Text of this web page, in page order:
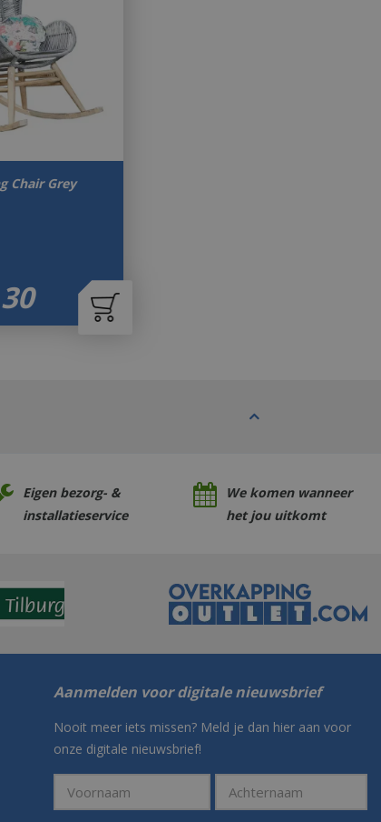
Chair Grey
30
Eigen bezorg- &
installatieservice
We komen wanneer
het jou uitkomt
Aanmelden voor digitale nieuwsbrief
Nooit meer iets missen? Meld je dan hier aan voor
onze digitale nieuwsbrief!